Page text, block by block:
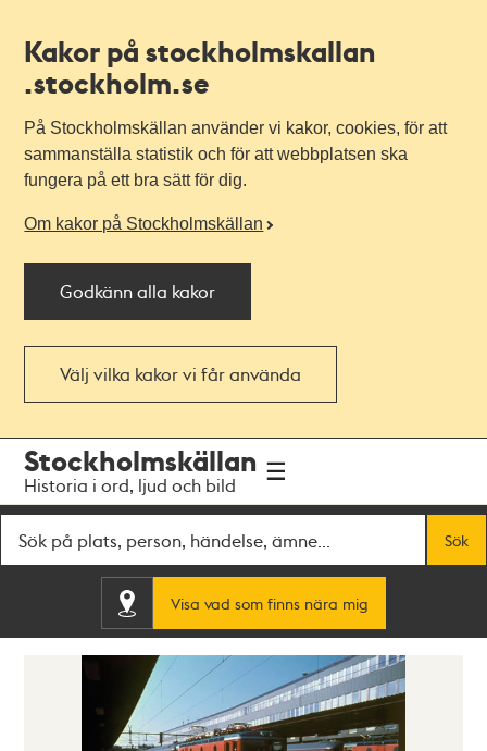
Kakor på stockholmskallan
.stockholm.se
På Stockholmskällan använder vi kakor, cookies, för att
sammanställa statistik och för att webbplatsen ska
fungera på ett bra sätt för dig.
Om kakor på Stockholmskällan
Godkänn alla kakor
Välj vilka kakor vi får använda
navigationen
huvudinnehållet
Stockholmskällan
Historia i ord, ljud och bild
Sök
Visa vad som finns nära mig